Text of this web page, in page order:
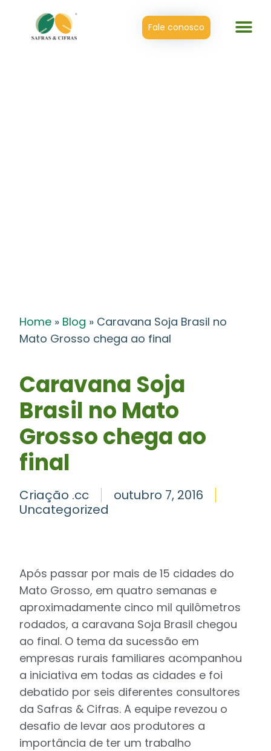
Fale conosco
Home » Blog » Caravana Soja Brasil no
Mato Grosso chega ao final
Caravana Soja
Brasil no Mato
Grosso chega ao
final
Criação .cc
outubro 7, 2016
Uncategorized
Após passar por mais de 15 cidades do
Mato Grosso, em quatro semanas e
aproximadamente cinco mil quilômetros
rodados, a caravana Soja Brasil chegou
ao final. O tema da sucessão em
empresas rurais familiares acompanhou
a iniciativa em todas as cidades e foi
debatido por seis diferentes consultores
da Safras & Cifras. A equipe revezou o
desafio de levar aos produtores a
importância de ter um trabalho